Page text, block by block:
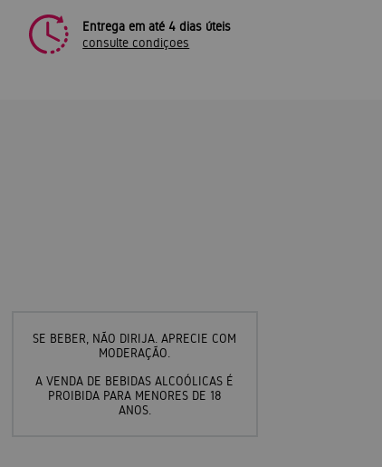
Entrega em até 4 dias úteis
consulte condiçoes
SE BEBER, NÃO DIRIJA. APRECIE COM
MODERAÇÃO.
A VENDA DE BEBIDAS ALCOÓLICAS É
PROIBIDA PARA MENORES DE 18
ANOS.